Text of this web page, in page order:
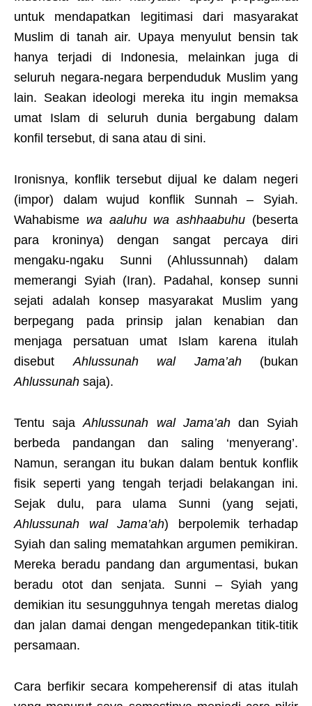
untuk mendapatkan legitimasi dari masyarakat
Muslim di tanah air. Upaya menyulut bensin tak
hanya terjadi di Indonesia, melainkan juga di
seluruh negara-negara berpenduduk Muslim yang
lain. Seakan ideologi mereka itu ingin memaksa
umat Islam di seluruh dunia bergabung dalam
konfil tersebut, di sana atau di sini.
Ironisnya, konflik tersebut dijual ke dalam negeri
(impor) dalam wujud konflik Sunnah – Syiah.
Wahabisme wa aaluhu wa ashhaabuhu (beserta
para kroninya) dengan sangat percaya diri
mengaku-ngaku Sunni (Ahlussunnah) dalam
memerangi Syiah (Iran). Padahal, konsep sunni
sejati adalah konsep masyarakat Muslim yang
berpegang pada prinsip jalan kenabian dan
menjaga persatuan umat Islam karena itulah
disebutAhlussunah wal Jama’ah(bukan
Ahlussunah saja).
Tentu sajaAhlussunah wal Jama’ahdan Syiah
berbeda pandangan dan saling ‘menyerang’.
Namun, serangan itu bukan dalam bentuk konflik
fisik seperti yang tengah terjadi belakangan ini.
Sejak dulu, para ulama Sunni (yang sejati,
Ahlussunah wal Jama’ah) berpolemik terhadap
Syiah dan saling mematahkan argumen pemikiran.
Mereka beradu pandang dan argumentasi, bukan
beradu otot dan senjata. Sunni – Syiah yang
demikian itu sesungguhnya tengah meretas dialog
dan jalan damai dengan mengedepankan titik-titik
persamaan.
Cara berfikir secara kompeherensif di atas itulah